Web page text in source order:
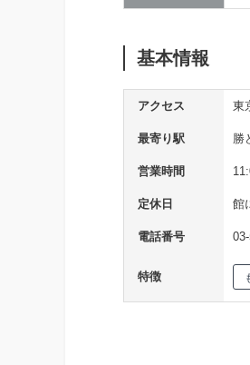
基本情報
アクセス 東
最寄り駅 勝
営業時間
定休日 館
電話番号
特徴